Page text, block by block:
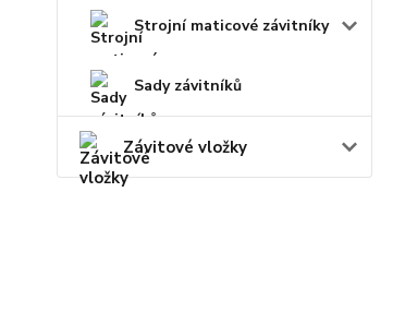
Strojní maticové závitníky
Sady závitníků
Závitové vložky